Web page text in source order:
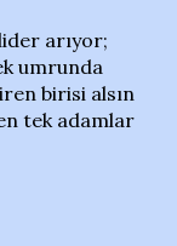
arıyor;
umrunda
birisi alsın
tek adamlar